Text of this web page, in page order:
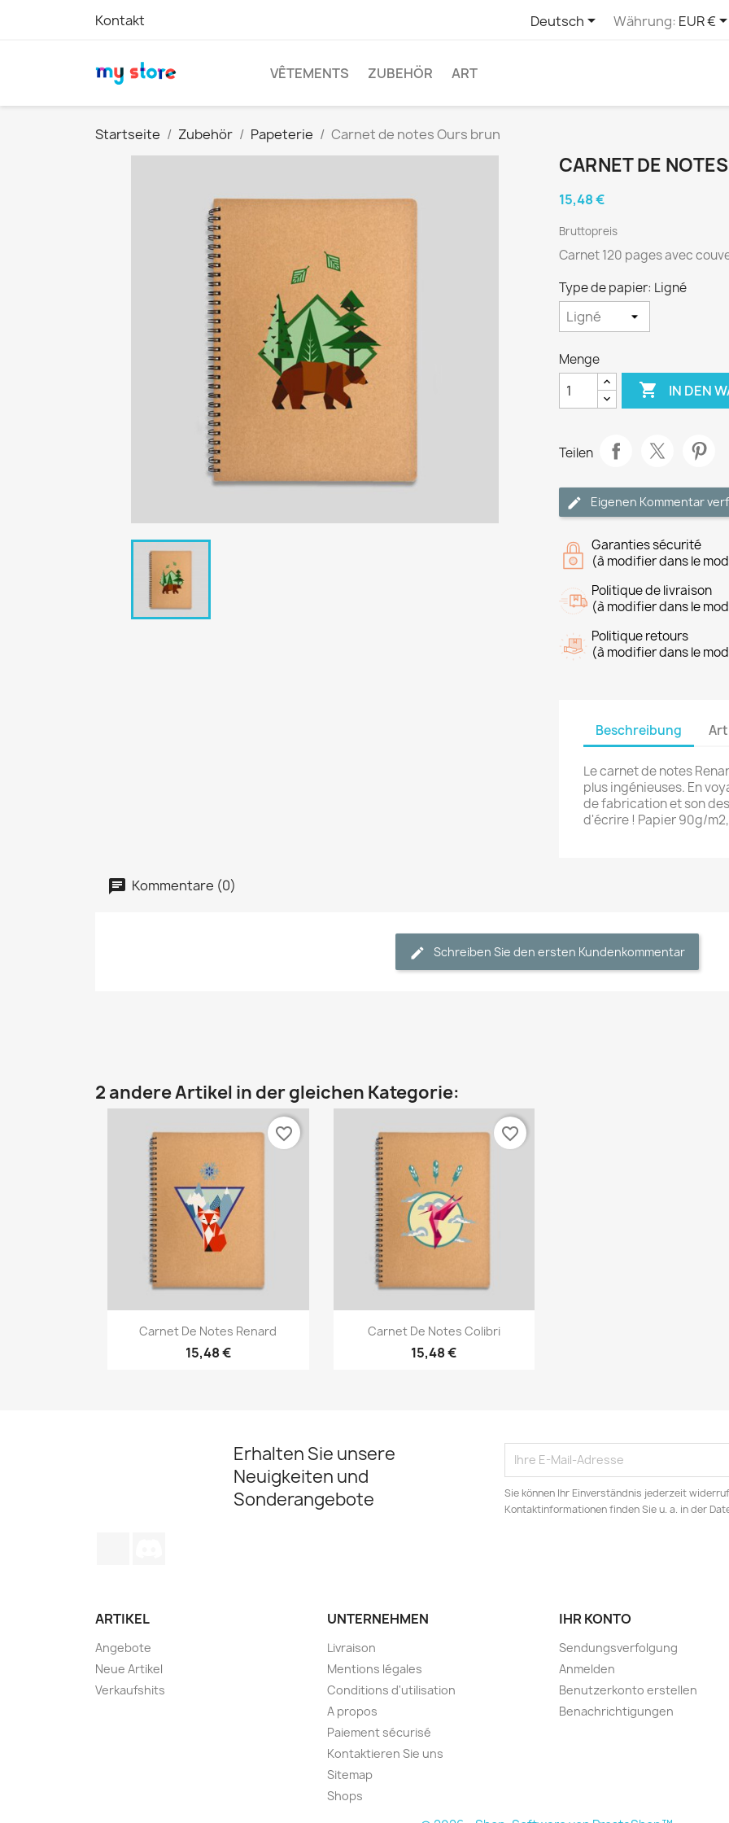
Kontakt Deutsch Währung: EUR €
VÊTEMENTS ZUBEHÖR ART
Startseite Zubehör Papeterie Carnet de notes Ours brun
CARNET DE
15,48 €
Bruttopreis
Carnet 120 pages avec
Type de papier: Ligné
Menge
 IN DEN
Teilen
Eigenen Kommentar
Garanties sécurité
(à modifier dans le
Politique de livraison
(à modifier dans le
Politique retours
(à modifier dans le
Beschreibung
Le carnet de notes
plus ingénieuses. En
de fabrication et son
d'écrire ! Papier 90g/
Kommentare (0)
Schreiben Sie den ersten Kundenkommentar
2 andere Artikel in der gleichen Kategorie:
Vorschau
Carnet De Notes Renard
15,48 €
favorite_border
Vorschau
Carnet De Notes Colibri
15,48 €
favorite_border
Erhalten Sie unsere
Neuigkeiten und
Sonderangebote
Sie können Ihr Einverständnis jederzeit
Kontaktinformationen finden Sie u. a. in der
ARTIKEL
Angebote
Neue Artikel
Verkaufshits
UNTERNEHMEN
Livraison
Mentions légales
Conditions d'utilisation
A propos
Paiement sécurisé
Kontaktieren Sie uns
Sitemap
Shops
IHR KONTO
Sendungsverfolgung
Anmelden
Benutzerkonto erstellen
Benachrichtigungen